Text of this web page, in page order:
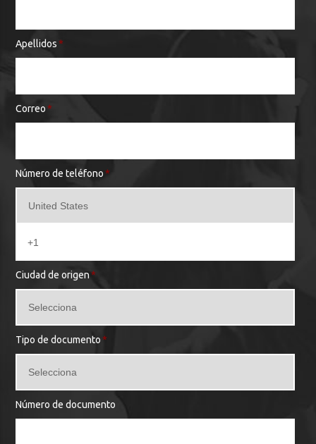
Apellidos *
Correo *
Número de teléfono *
Ciudad de origen*
Tipo de documento *
Número de documento